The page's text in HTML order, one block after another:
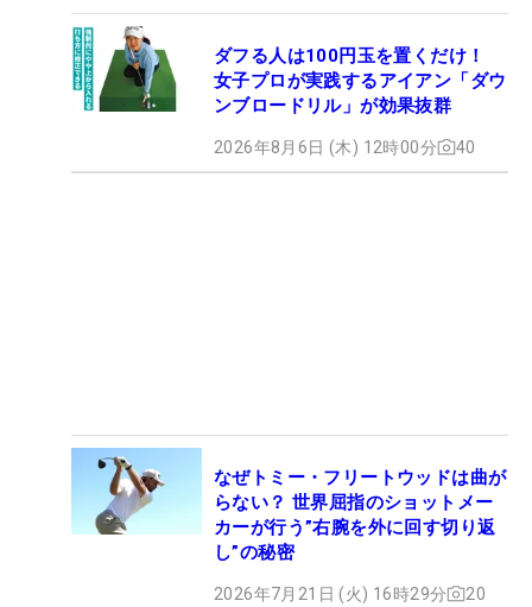
ダフる人は100円玉を置くだけ！
女子プロが実践するアイアン「ダウ
ンブロードリル」が効果抜群
2026年8月6日 (木) 12時00分 40
なぜトミー・フリートウッドは曲が
らない？ 世界屈指のショットメー
カーが行う”右腕を外に回す切り返
し”の秘密
2026年7月21日 (火) 16時29分 20